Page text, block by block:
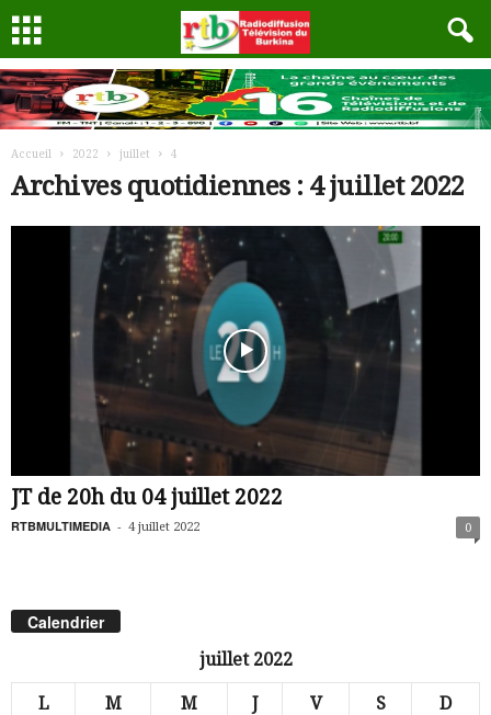
Accueil 2022 juillet 4
Archives quotidiennes : 4 juillet 2022
JT de 20h du 04 juillet 2022
RTBMULTIMEDIA - 4 juillet 2022 0
Calendrier
juillet 2022
L M M J V S D